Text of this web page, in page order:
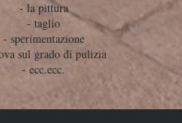
- la pittura
- taglio
- sperimentazione
sul grado di pulizia
- ecc.ecc.